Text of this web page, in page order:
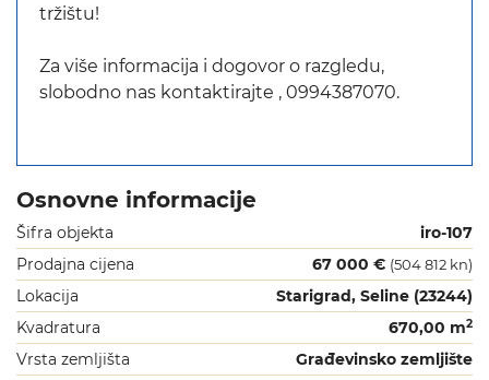
tržištu!
Za više informacija i dogovor o razgledu,
slobodno nas kontaktirajte , 0994387070.
Osnovne informacije
Šifra objekta
iro-107
Prodajna cijena
67 000 € (504 812 kn)
Lokacija
Starigrad, Seline (23244)
Kvadratura
670,00 m2
Vrsta zemljišta
Građevinsko zemljište